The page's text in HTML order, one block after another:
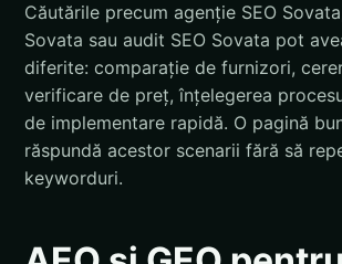
Căutările precum agenție SEO
Sovata sau audit SEO Sovata pot
diferite: comparație de furnizori,
verificare de preț, înțelegerea
de implementare rapidă. O pagină
răspundă acestor scenarii fără să
keyworduri.